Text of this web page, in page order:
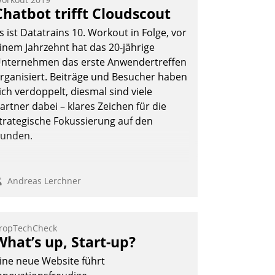
trifft Cloudscout
ist Datatrains 10. Workout in Folge, vor
Jahrzehnt hat das 20-jährige
das erste Anwendertreffen
Beiträge und Besucher haben
verdoppelt, diesmal sind viele
dabei – klares Zeichen für die
Fokussierung auf den
Andreas Lerchner
up, Start-up?
neue Website führt